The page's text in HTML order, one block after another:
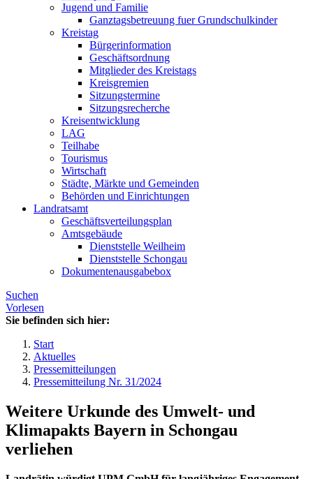
Jugend und Familie
Ganztagsbetreuung fuer Grundschulkinder
Kreistag
Bürgerinformation
Geschäftsordnung
Mitglieder des Kreistags
Kreisgremien
Sitzungstermine
Sitzungsrecherche
Kreisentwicklung
LAG
Teilhabe
Tourismus
Wirtschaft
Städte, Märkte und Gemeinden
Behörden und Einrichtungen
Landratsamt
Geschäftsverteilungsplan
Amtsgebäude
Dienststelle Weilheim
Dienststelle Schongau
Dokumentenausgabebox
Suchen
Vorlesen
Sie befinden sich hier:
Start
Aktuelles
Pressemitteilungen
Pressemitteilung Nr. 31/2024
Weitere Urkunde des Umwelt- und
Klimapakts Bayern in Schongau
verliehen